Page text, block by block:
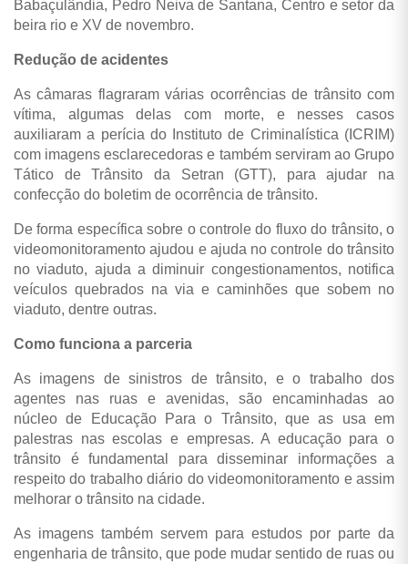
Babaçulândia, Pedro Neiva de Santana, Centro e setor da
beira rio e XV de novembro.
Redução de acidentes
As câmaras flagraram várias ocorrências de trânsito com
vítima, algumas delas com morte, e nesses casos
auxiliaram a perícia do Instituto de Criminalística (ICRIM)
com imagens esclarecedoras e também serviram ao Grupo
Tático de Trânsito da Setran (GTT), para ajudar na
confecção do boletim de ocorrência de trânsito.
De forma específica sobre o controle do fluxo do trânsito, o
videomonitoramento ajudou e ajuda no controle do trânsito
no viaduto, ajuda a diminuir congestionamentos, notifica
veículos quebrados na via e caminhões que sobem no
viaduto, dentre outras.
Como funciona a parceria
As imagens de sinistros de trânsito, e o trabalho dos
agentes nas ruas e avenidas, são encaminhadas ao
núcleo de Educação Para o Trânsito, que as usa em
palestras nas escolas e empresas. A educação para o
trânsito é fundamental para disseminar informações a
respeito do trabalho diário do videomonitoramento e assim
melhorar o trânsito na cidade.
As imagens também servem para estudos por parte da
engenharia de trânsito, que pode mudar sentido de ruas ou